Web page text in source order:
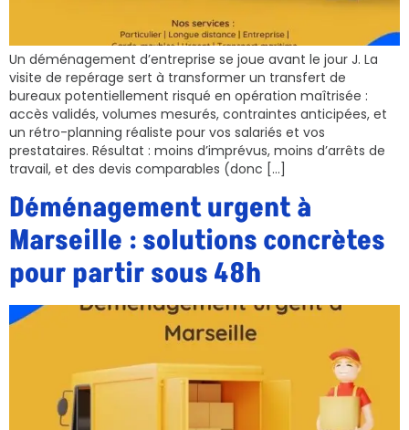
Un déménagement d’entreprise se joue avant le jour J. La
visite de repérage sert à transformer un transfert de
bureaux potentiellement risqué en opération maîtrisée :
accès validés, volumes mesurés, contraintes anticipées, et
un rétro-planning réaliste pour vos salariés et vos
prestataires. Résultat : moins d’imprévus, moins d’arrêts de
travail, et des devis comparables (donc […]
Déménagement urgent à
Marseille : solutions concrètes
pour partir sous 48h